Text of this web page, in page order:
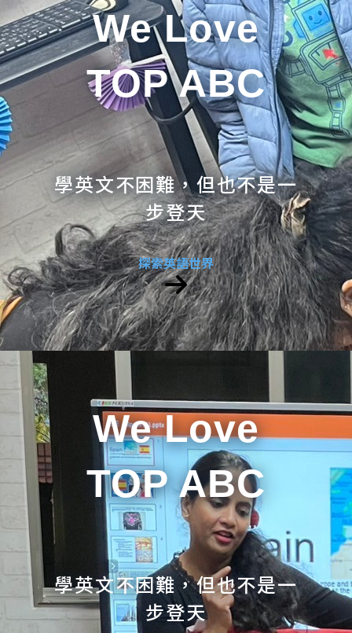
We Love
TOP ABC
學英文不困難，但也不是一
步登天
探索英語世界
We Love
TOP ABC
學英文不困難，但也不是一
步登天